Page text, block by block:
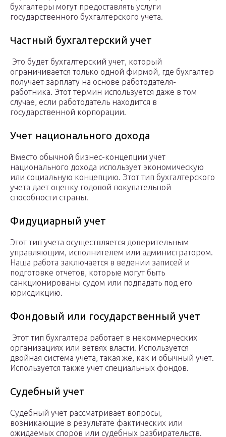
бухгалтеры могут предоставлять услуги
государственного бухгалтерского учета.
Частный бухгалтерский учет
Это будет бухгалтерский учет, который
ограничивается только одной фирмой, где бухгалтер
получает зарплату на основе работодателя-
работника. Этот термин используется даже в том
случае, если работодатель находится в
государственной корпорации.
Учет национального дохода
Вместо обычной бизнес-концепции учет
национального дохода использует экономическую
или социальную концепцию. Этот тип бухгалтерского
учета дает оценку годовой покупательной
способности страны.
Фидуциарный учет
Этот тип учета осуществляется доверительным
управляющим, исполнителем или администратором.
Наша работа заключается в ведении записей и
подготовке отчетов, которые могут быть
санкционированы судом или подпадать под его
юрисдикцию.
Фондовый или государственный учет
Этот тип бухгалтера работает в некоммерческих
организациях или ветвях власти. Используется
двойная система учета, такая же, как и обычный учет.
Используется также учет специальных фондов.
Судебный учет
Судебный учет рассматривает вопросы,
возникающие в результате фактических или
ожидаемых споров или судебных разбирательств.